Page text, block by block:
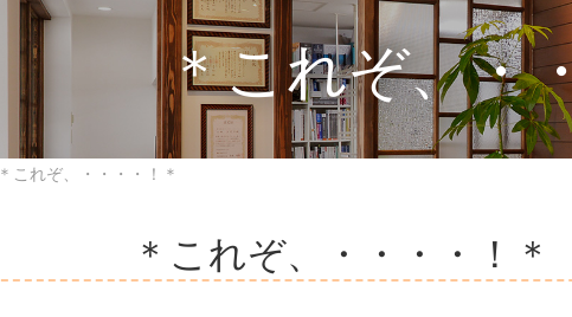
＊これぞ、・
＊これぞ、・・・・！＊
＊これぞ、・・・・！＊